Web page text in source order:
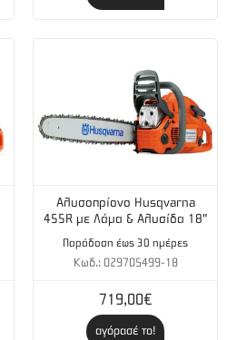
Αλυσοπρίονο Husqvarna
455R με Λάμα & Αλυσίδα 18"
Παράδοση έως 30 ημέρες
Κωδ.: 029705499-18
719,00€
αγόρασέ το!